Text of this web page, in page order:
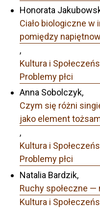
Honorata
Ciało biologiczne
pomiędzy
,
Kultura i
Problemy płci
Anna Sobolczyk,
Czym się różni
jako element
,
Kultura i
Problemy płci
Natalia Bardzik,
Ruchy społeczne —
Kultura i